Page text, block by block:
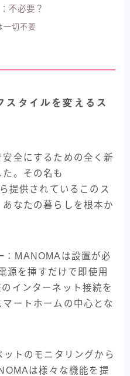
不必要？
一切不要
タイルを変えるス
全にするための全く新
。その名も
提供されているこのス
なたの暮らしを根本か
：MANOMAは設置が必
源を挿すだけで即使用
インターネット接続を
ートホームの中心とな
ットのモニタリングから
は様々な機能を提